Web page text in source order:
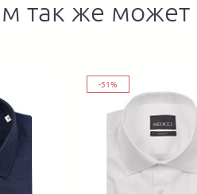
так же может
-51%